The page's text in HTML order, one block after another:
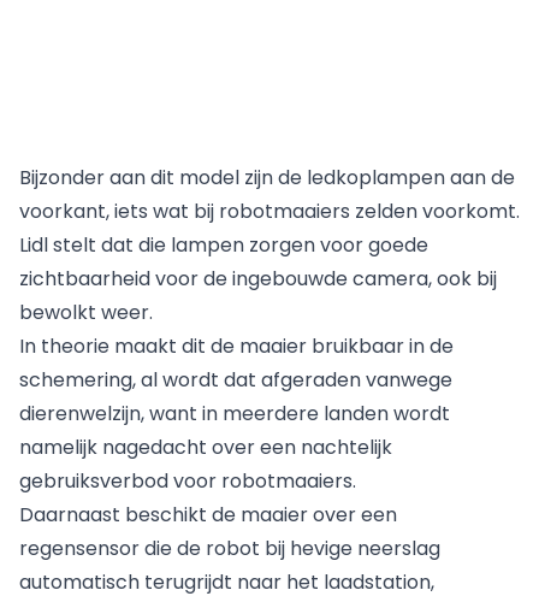
Bijzonder aan dit model zijn de ledkoplampen aan de
voorkant, iets wat bij robotmaaiers zelden voorkomt.
Lidl stelt dat die lampen zorgen voor goede
zichtbaarheid voor de ingebouwde camera, ook bij
bewolkt weer.
In theorie maakt dit de maaier bruikbaar in de
schemering, al wordt dat afgeraden vanwege
dierenwelzijn, want in meerdere landen wordt
namelijk nagedacht over een nachtelijk
gebruiksverbod voor robotmaaiers.
Daarnaast beschikt de maaier over een
regensensor die de robot bij hevige neerslag
automatisch terugrijdt naar het laadstation,